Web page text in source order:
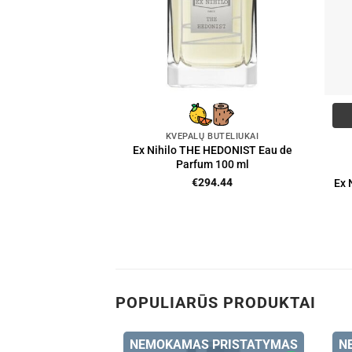
KVEPALŲ BUTELIUKAI
Ex Nihilo THE HEDONIST Eau de
Parfum 100 ml
€294.44 Ex
POPULIARŪS PRODUKTAI
NEMOKAMAS PRISTATYMAS